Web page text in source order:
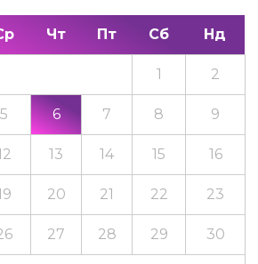
Чт Пт Сб Нд
1 2
5 6 7 8 9
13 14 15 16
20 21 22 23
27 28 29 30